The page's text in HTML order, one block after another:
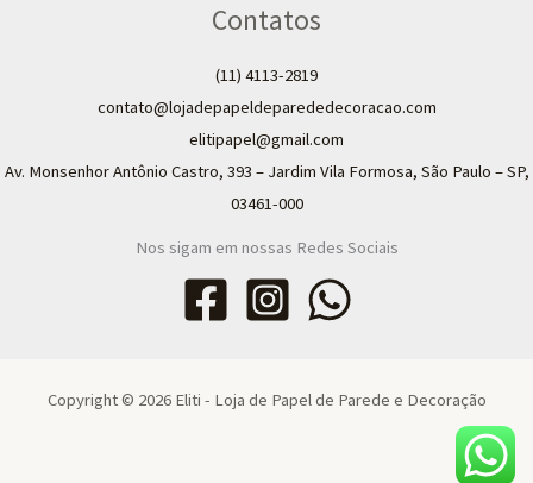
Contatos
(11) 4113-2819
contato@lojadepapeldeparededecoracao.com
elitipapel@gmail.com​
Av. Monsenhor Antônio Castro, 393 – Jardim Vila Formosa, São Paulo – SP,
03461-000
Nos sigam em nossas Redes Sociais
Copyright © 2026 Eliti - Loja de Papel de Parede e Decoração